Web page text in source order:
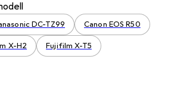
DC-TZ99 Canon EOS R50
X-H2 Fujifilm X-T5